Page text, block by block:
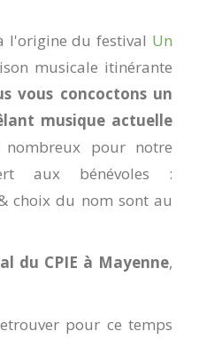
l'origine du festival Un
musicale itinérante
vous concoctons un
musique actuelle
nombreux pour notre
aux bénévoles :
choix du nom sont au
du CPIE à Mayenne,
pour ce temps